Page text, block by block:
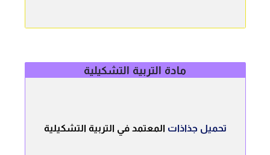
مادة التربية التشكيلية
تحميل جذاذات المعتمد في التربية التشكيلية